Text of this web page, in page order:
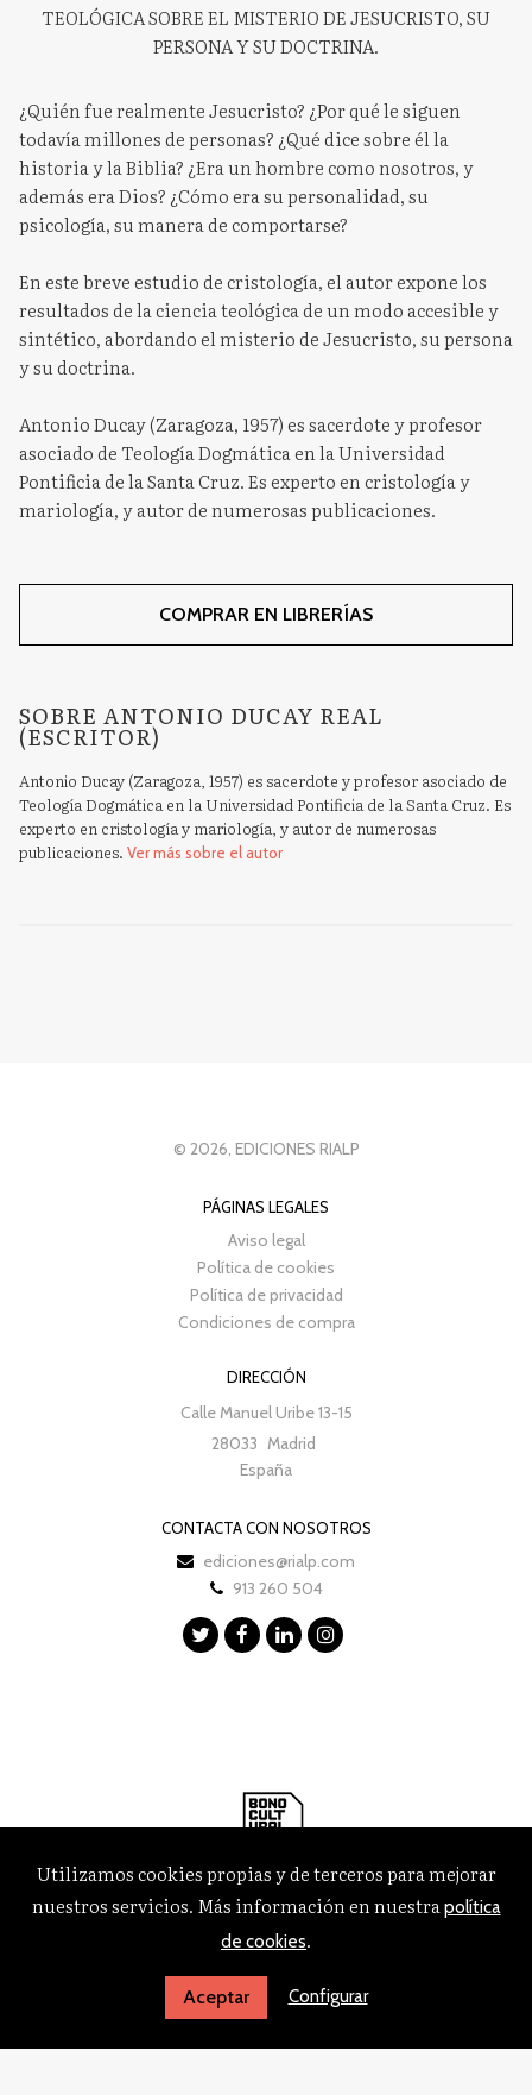
TEOLÓGICA SOBRE EL MISTERIO DE JESUCRISTO, SU
PERSONA Y SU DOCTRINA.
¿Quién fue realmente Jesucristo? ¿Por qué le siguen
todavía millones de personas? ¿Qué dice sobre él la
historia y la Biblia? ¿Era un hombre como nosotros, y
además era Dios? ¿Cómo era su personalidad, su
psicología, su manera de comportarse?
En este breve estudio de cristología, el autor expone los
resultados de la ciencia teológica de un modo accesible y
sintético, abordando el misterio de Jesucristo, su persona
y su doctrina.
Antonio Ducay (Zaragoza, 1957) es sacerdote y profesor
asociado de Teología Dogmática en la Universidad
Pontificia de la Santa Cruz. Es experto en cristología y
mariología, y autor de numerosas publicaciones.
COMPRAR EN LIBRERÍAS
SOBRE ANTONIO DUCAY REAL
(ESCRITOR)
Antonio Ducay (Zaragoza, 1957) es sacerdote y profesor asociado de
Teología Dogmática en la Universidad Pontificia de la Santa Cruz. Es
experto en cristología y mariología, y autor de numerosas
publicaciones. Ver más sobre el autor
© 2026, EDICIONES RIALP
PÁGINAS LEGALES
Aviso legal
Política de cookies
Política de privacidad
Condiciones de compra
DIRECCIÓN
Calle Manuel Uribe 13-15
28033 Madrid
España
CONTACTA CON NOSOTROS
ediciones@rialp.com
913 260 504
Utilizamos cookies propias y de terceros para mejorar
nuestros servicios. Más información en nuestrapolítica
de cookies.
Aceptar Configurar